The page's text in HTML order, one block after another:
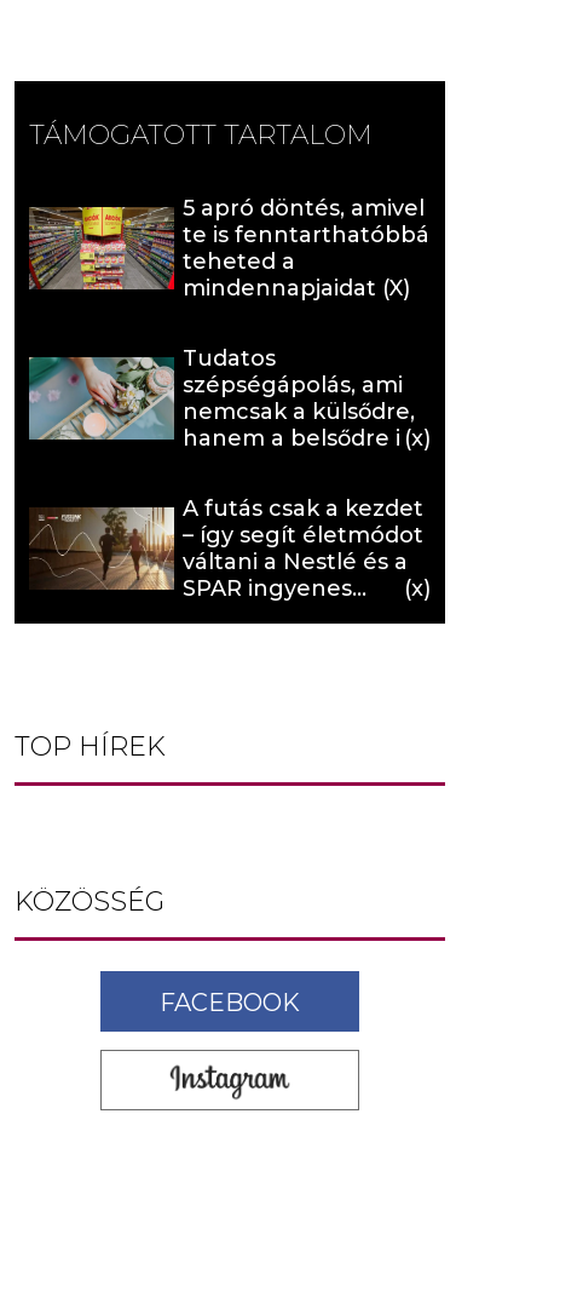
TÁMOGATOTT TARTALOM
5 apró döntés, amivel
te is fenntarthatóbbá
teheted a
mindennapjaidat (X)
Tudatos
szépségápolás, ami
nemcsak a külsődre,
hanem a belsődre is
A futás csak a kezdet
– így segít életmódot
váltani a Nestlé és a
SPAR ingyenes
TOP HÍREK
KÖZÖSSÉG
FACEBOOK